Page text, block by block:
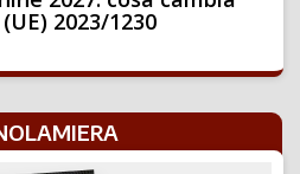
2023/1230